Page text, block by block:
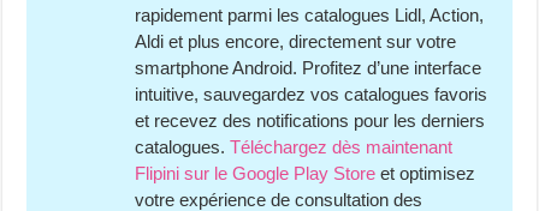
rapidement parmi les catalogues Lidl, Action,
Aldi et plus encore, directement sur votre
smartphone Android. Profitez d’une interface
intuitive, sauvegardez vos catalogues favoris
et recevez des notifications pour les derniers
catalogues.Téléchargez dès maintenant
Flipini sur le Google Play Store et optimisez
votre expérience de consultation des